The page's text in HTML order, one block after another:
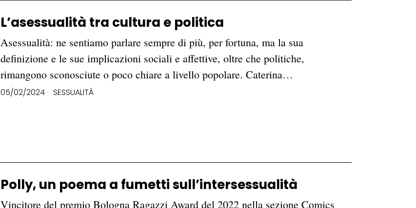
L’asessualità tra cultura e politica
Asessualità: ne sentiamo parlare sempre di più, per fortuna, ma la sua
definizione e le sue implicazioni sociali e affettive, oltre che politiche,
rimangono sconosciute o poco chiare a livello popolare. Caterina…
05/02/2024 SESSUALITÀ
Polly, un poema a fumetti sull’intersessualità
Vincitore del premio Bologna Ragazzi Award del 2022 nella sezione Comics